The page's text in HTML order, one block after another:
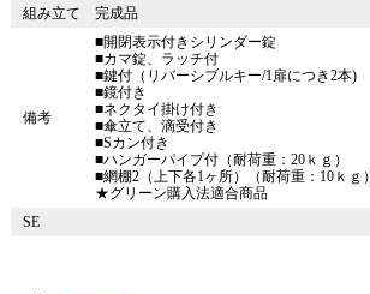
組み立て 完成品
備考
■開閉表示付きシリンダー錠
■カマ錠、ラッチ付
■鍵付（リバーシブルキー/1扉につき2本)
■鏡付き
■ネクタイ掛け付き
■傘立て、滴受付き
■Sカン付き
■ハンガーパイプ付（耐荷重：20ｋｇ）
■網棚2（上下各1ヶ所）（耐荷重：10ｋｇ）
★グリーン購入法適合商品
SE